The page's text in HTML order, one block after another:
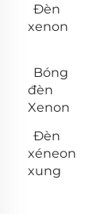
Đèn
xenon
Bóng
đèn
Xenon
Đèn
xéneon
xung